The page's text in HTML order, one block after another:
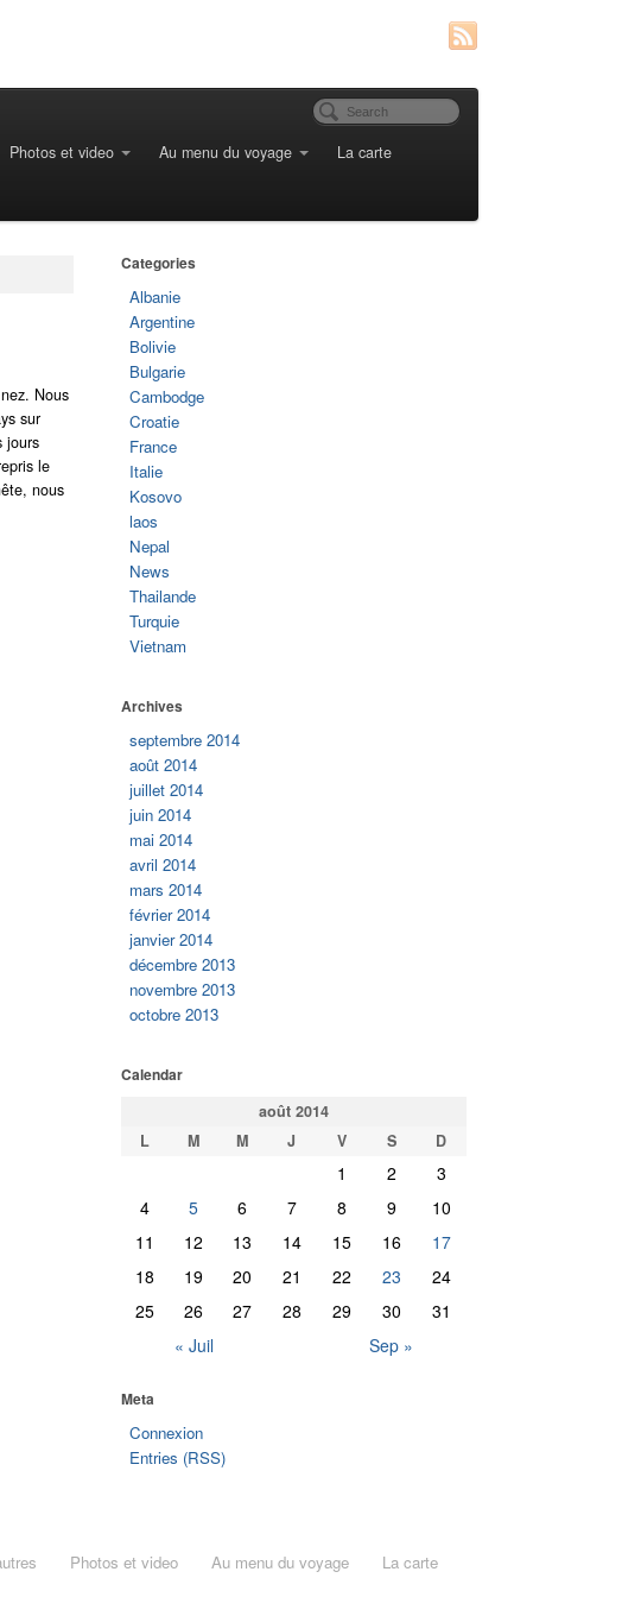
Photos et video Au menu du voyage La carte
Nous
sur
jours
le
nous
Categories
Albanie
Argentine
Bolivie
Bulgarie
Cambodge
Croatie
France
Italie
Kosovo
laos
Nepal
News
Thailande
Turquie
Vietnam
Archives
septembre 2014
août 2014
juillet 2014
juin 2014
mai 2014
avril 2014
mars 2014
février 2014
janvier 2014
décembre 2013
novembre 2013
octobre 2013
Calendar
août 2014
L
M M J V S D
« Juil Sep »
1 2
3
4
5 6 7 8 9
10
11
12 13 14 15 16
17
18
19 20 21 22 23
24
25
26 27 28 29 30 31
Meta
Connexion
Entries (RSS)
Photos et video Au menu du voyage
La carte